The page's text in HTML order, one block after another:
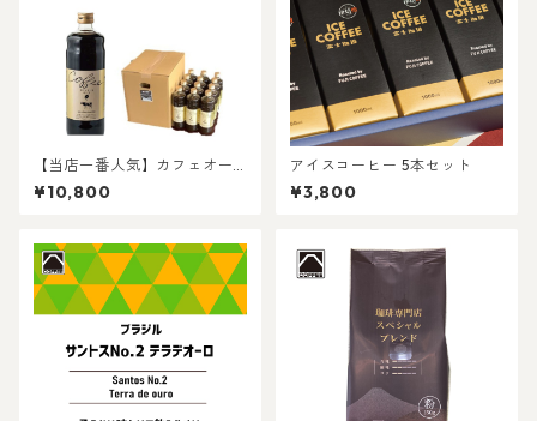
【当店一番人気】カフェオー
レベース 600ml×12本
¥10,800
アイスコーヒー 5本セット
¥3,800